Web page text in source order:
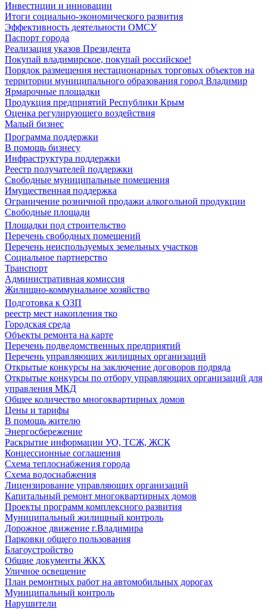
Инвестиции и инновации
Итоги социально-экономического развития
Эффективность деятельности ОМСУ
Паспорт города
Реализация указов Президента
Покупай владимирское, покупай российское!
Порядок размещения нестационарных торговых объектов на
территории муниципального образования город Владимир
Ярмарочные площадки
Продукция предприятий Республики Крым
Оценка регулирующего воздействия
Малый бизнес
Программа поддержки
В помощь бизнесу
Инфраструктура поддержки
Реестр получателей поддержки
Свободные муниципальные помещения
Имущественная поддержка
Ограничение розничной продажи алкогольной продукции
Свободные площади
Площадки под строительство
Перечень свободных помещений
Перечень неиспользуемых земельных участков
Социальное партнерство
Транспорт
Административная комиссия
Жилищно-коммунальное хозяйство
Подготовка к ОЗП
реестр мест накопления тко
Городская среда
Объекты ремонта на карте
Перечень подведомственных предприятий
Перечень управляющих жилищных организаций
Открытые конкурсы на заключение договоров подряда
Открытые конкурсы по отбору управляющих организаций для
управления МКД
Общее количество многоквартирных домов
Цены и тарифы
В помощь жителю
Энергосбережение
Раскрытие информации УО, ТСЖ, ЖСК
Концессионные соглашения
Схема теплоснабжения города
Схема водоснабжения
Лицензирование управляющих организаций
Капитальный ремонт многоквартирных домов
Проекты программ комплексного развития
Муниципальный жилищный контроль
Дорожное движение г.Владимира
Парковки общего пользования
Благоустройство
Общие документы ЖКХ
Уличное освещение
План ремонтных работ на автомобильных дорогах
Муниципальный контроль
Нарушители